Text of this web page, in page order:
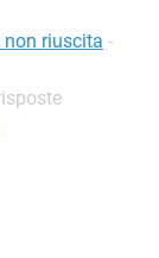
non riuscita -